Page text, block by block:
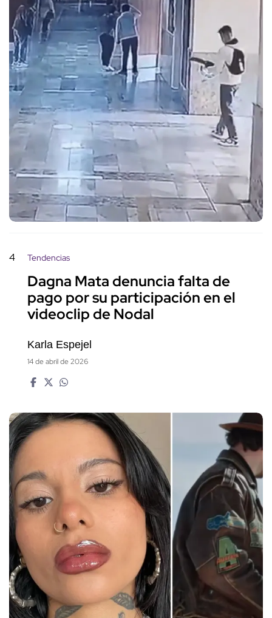
4 Tendencias
Dagna Mata denuncia falta de
pago por su participación en el
videoclip de Nodal
Karla Espejel
14 de abril de 2026